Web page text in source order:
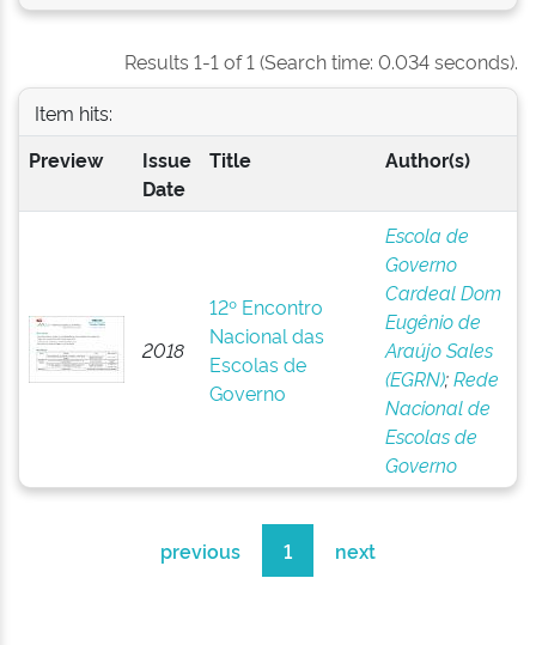
Results 1-1 of 1 (Search time: 0.034 seconds).
Item hits:
Preview
Issue
Date
Title Author(s)
2018
12º Encontro
Nacional das
Escolas de
Governo
Escola de
Governo
Cardeal Dom
Eugênio de
Araújo Sales
(EGRN);Rede
Nacional de
Escolas de
Governo
previous 1 next